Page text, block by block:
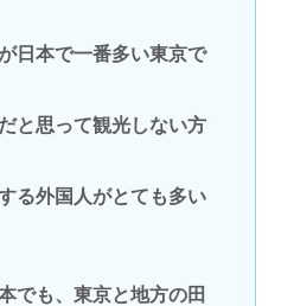
日本で一番多い東京で
と思って観光しない方
る外国人がとても多い
でも、東京と地方の田